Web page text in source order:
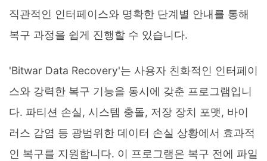
직관적인 인터페이스와 명확한 단계별 안내를 통해
복구 과정을 쉽게 진행할 수 있습니다.
'Bitwar Data Recovery'는 사용자 친화적인 인터페이
스와 강력한 복구 기능을 동시에 갖춘 프로그램입니
다. 파티션 손실, 시스템 충돌, 저장 장치 포맷, 바이
러스 감염 등 광범위한 데이터 손실 상황에서 효과적
인 복구를 지원합니다. 이 프로그램은 복구 전에 파일